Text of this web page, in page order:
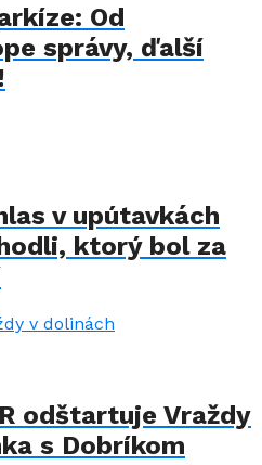
Od
správy, ďalší
v upútavkách
ktorý bol za
odštartuje Vraždy
s Dobríkom